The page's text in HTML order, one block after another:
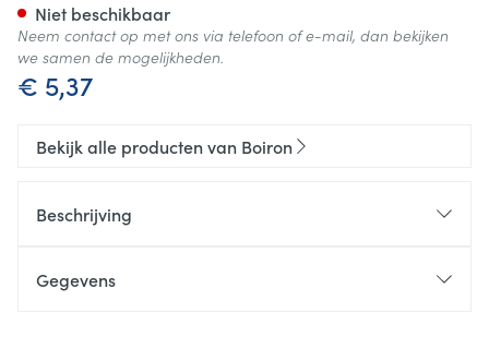
€ 5,37
Niet beschikbaar
Neem contact op met ons via telefoon of e-mail, dan bekijken
we samen de mogelijkheden.
Bekijk alle producten van Boiron
Beschrijving
Gegevens